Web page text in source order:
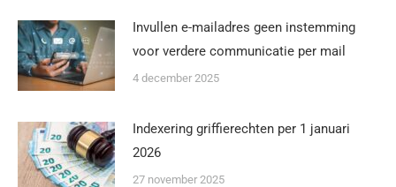
Invullen e-mailadres geen instemming
voor verdere communicatie per mail
4 december 2025
Indexering griffierechten per 1 januari
2026
27 november 2025